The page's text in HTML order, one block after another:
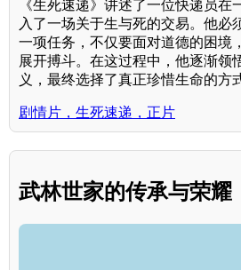
《生死速递》讲述了一位快递员在
入了一场关于生与死的交易。他必
一项任务，不仅要面对道德的困境
展开搏斗。在这过程中，他逐渐领
义，最终选择了真正珍惜生命的方
剧情片，生死速递，正片
武林世家的传承与荣耀